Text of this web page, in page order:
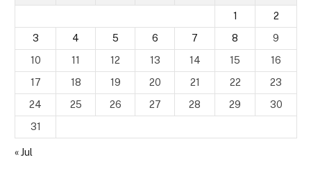
1
2
3
4 5 6 7 8
9
10
11 12 13 14 15
16
17
18 19 20 21 22
23
24
25 26 27 28 29
30
31
« Jul